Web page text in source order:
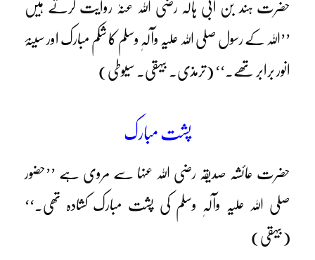
حضرت ہند بن ابی ہالہ رضی اللہ عنہٗ روایت کرتے ہیں
’’اللہ کے رسول صلی اللہ علیہ وآلہٖ وسلم کا شکم مبارک اور سینۂ
انور برابر تھے۔‘‘ (ترمذی۔ بیہقی۔ سیوطی)
پشت مبارک
حضرت عائشہ صدیقہ رضی اللہ عنہا سے مروی ہے ’’حضور
صلی اللہ علیہ وآلہٖ وسلم کی پشت مبارک کشادہ تھی۔‘‘
(بیہقی)